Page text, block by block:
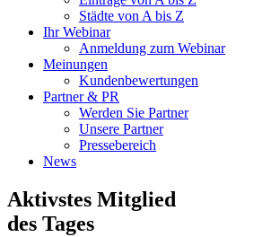
Städte von A bis Z
Ihr Webinar
Anmeldung zum Webinar
Meinungen
Kundenbewertungen
Partner & PR
Werden Sie Partner
Unsere Partner
Pressebereich
News
Aktivstes Mitglied
des Tages